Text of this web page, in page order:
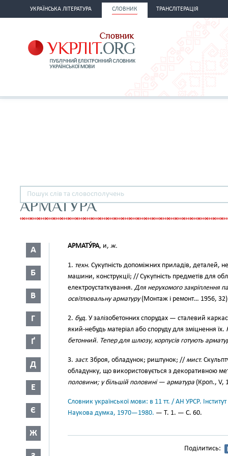
УКРАЇНСЬКА ЛІТЕРАТУРА СЛОВНИК ТРАНСЛІТЕРАЦІЯ
АРМАТУРА
А
Б
В
Г
Ґ
Д
Е
Є
Ж
АРМАТУ́РА, и, ж.
1. техн. Сукупність допоміжних приладів, деталей,
машини, конструкції; // Сукупність предметів для
електроустаткування.Для нерухомого закріплення
освітлювальну арматуру(Монтаж і ремонт… 1956,
2. буд. У залізобетонних спорудах — сталевий
який-небудь матеріал або споруду для зміцнення їх.
бетонний. Тепер для шлюзу, корпусів готують
3. заст. Зброя, обладунок; риштунок; // мист.
обладунку, що використовується з декоративною
половини; у більшій половині — арматура (Кроп., V,
Словник української мови: в 11 тт. / АН УРСР.
Наукова думка, 1970—1980. — Т. 1. — С. 60.
Поділитись: